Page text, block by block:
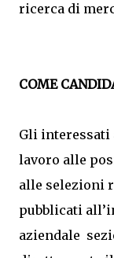
ricerca di
COME
Gli
lavoro alle
alle selezioni
pubblicati
aziendale